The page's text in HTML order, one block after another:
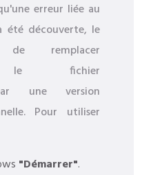
erreur liée au
été découverte, le
remplacer
le fichier
par une version
Pour utiliser
"Démarrer".